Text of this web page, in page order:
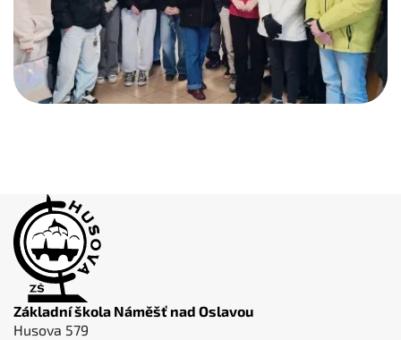
Základní škola Náměšť nad Oslavou
Husova 579